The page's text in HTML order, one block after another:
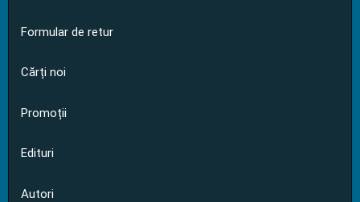
Formular de retur
Cărți noi
Promoții
Edituri
Autori